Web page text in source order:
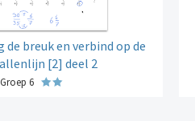
de breuk en verbind op de
[2] deel 2
Groep 6